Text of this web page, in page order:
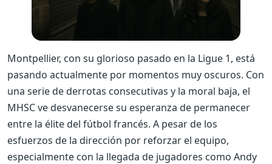
Montpellier, con su glorioso pasado en la Ligue 1, está
pasando actualmente por momentos muy oscuros. Con
una serie de derrotas consecutivas y la moral baja, el
MHSC ve desvanecerse su esperanza de permanecer
entre la élite del fútbol francés. A pesar de los
esfuerzos de la dirección por reforzar el equipo,
especialmente con la llegada de jugadores como Andy